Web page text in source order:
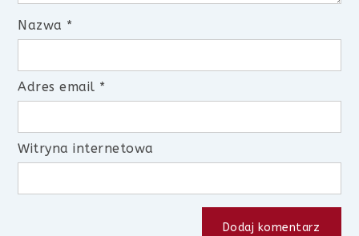
Nazwa *
Adres email *
Witryna internetowa